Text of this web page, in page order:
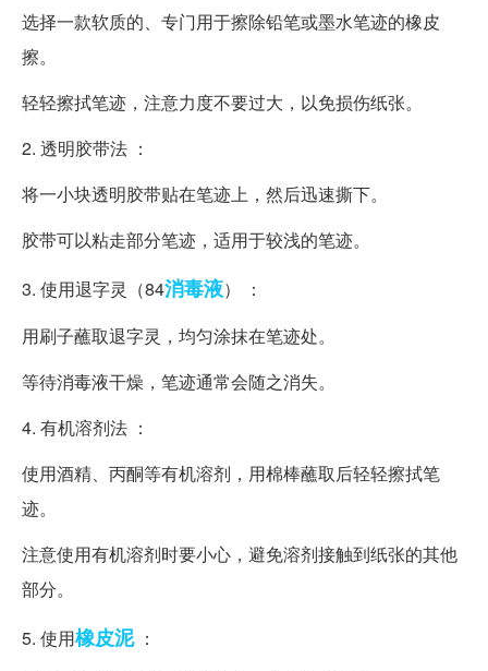
选择一款软质的、专门用于擦除铅笔或墨水笔迹的橡皮
擦。
轻轻擦拭笔迹，注意力度不要过大，以免损伤纸张。
2. 透明胶带法 ：
将一小块透明胶带贴在笔迹上，然后迅速撕下。
胶带可以粘走部分笔迹，适用于较浅的笔迹。
3. 使用退字灵（84消毒液） ：
用刷子蘸取退字灵，均匀涂抹在笔迹处。
等待消毒液干燥，笔迹通常会随之消失。
4. 有机溶剂法 ：
使用酒精、丙酮等有机溶剂，用棉棒蘸取后轻轻擦拭笔
迹。
注意使用有机溶剂时要小心，避免溶剂接触到纸张的其他
部分。
5. 使用橡皮泥：